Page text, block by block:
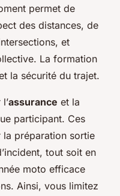
permet de
des distances, de
et
La formation
la sécurité du trajet.
assurance et la
participant. Ces
préparation sortie
tout soit en
moto efficace
Ainsi, vous limitez